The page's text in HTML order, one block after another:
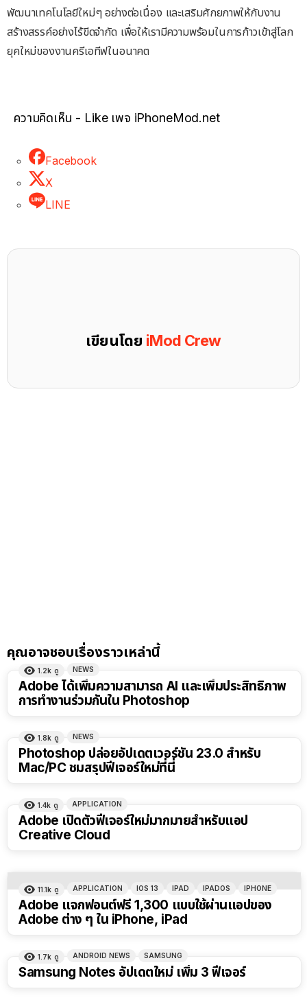
พัฒนาเทคโนโลยีใหม่ๆ อย่างต่อเนื่อง และเสริมศักยภาพให้กับงาน
สร้างสรรค์อย่างไร้ขีดจำกัด เพื่อให้เรามีความพร้อมในการก้าวเข้าสู่โลก
ยุคใหม่ของงานครีเอทีฟในอนาคต
ความคิดเห็น - Like เพจ iPhoneMod.net
Facebook
X
LINE
เขียนโดย iMod Crew
คุณอาจชอบเรื่องราวเหล่านี้
1.2k ดู NEWS
Adobe ได้เพิ่มความสามารถ AI และเพิ่มประสิทธิภาพ
การทำงานร่วมกันใน Photoshop
1.8k ดู NEWS
Photoshop ปล่อยอัปเดตเวอร์ชัน 23.0 สำหรับ
Mac/PC ชมสรุปฟีเจอร์ใหม่ที่นี่
1.4k ดู APPLICATION
Adobe เปิดตัวฟีเจอร์ใหม่มากมายสำหรับแอป
Creative Cloud
11.1k ดู APPLICATION IOS 13 IPAD IPADOS IPHONE
Adobe แจกฟอนต์ฟรี 1,300 แบบใช้ผ่านแอปของ
Adobe ต่าง ๆ ใน iPhone, iPad
1.7k ดู ANDROID NEWS SAMSUNG
Samsung Notes อัปเดตใหม่ เพิ่ม 3 ฟีเจอร์